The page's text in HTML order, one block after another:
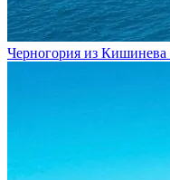
Черногория из Кишинева